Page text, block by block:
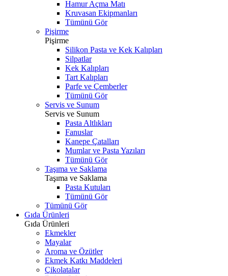
Hamur Açma Matı
Kruvasan Ekipmanları
Tümünü Gör
Pişirme
Pişirme
Silikon Pasta ve Kek Kalıpları
Silpatlar
Kek Kalıpları
Tart Kalıpları
Parfe ve Çemberler
Tümünü Gör
Servis ve Sunum
Servis ve Sunum
Pasta Altlıkları
Fanuslar
Kanepe Çatalları
Mumlar ve Pasta Yazıları
Tümünü Gör
Taşıma ve Saklama
Taşıma ve Saklama
Pasta Kutuları
Tümünü Gör
Tümünü Gör
Gıda Ürünleri
Gıda Ürünleri
Ekmekler
Mayalar
Aroma ve Özütler
Ekmek Katkı Maddeleri
Çikolatalar